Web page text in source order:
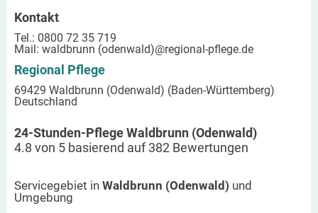
Kontakt
Tel.: 0800 72 35 719
Mail: waldbrunn (odenwald)@regional-pflege.de
Regional Pflege
69429 Waldbrunn (Odenwald) (Baden-Württemberg)
Deutschland
24-Stunden-Pflege Waldbrunn (Odenwald)
4.8 von 5 basierend auf382 Bewertungen
Servicegebiet in Waldbrunn (Odenwald) und
Umgebung